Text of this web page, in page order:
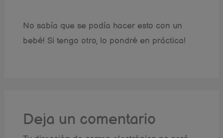
No sabía que se podía hacer esto con un
bebé! Si tengo otro, lo pondré en práctica!
Deja un comentario